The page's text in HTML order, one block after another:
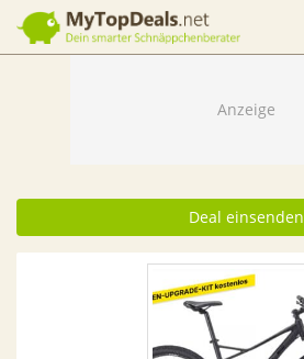
Dein smarter Schnäppchenberater
Deal einsenden